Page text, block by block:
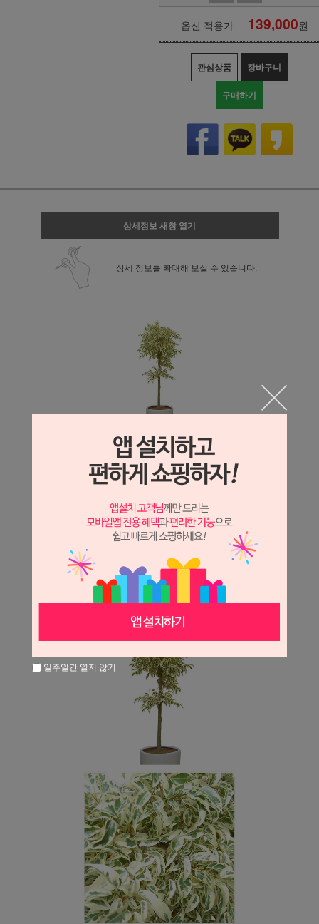
옵션 적용가 139,000원
관심상품 장바구니
구매하기
상세정보 새창 열기
상세 정보를 확대해 보실 수 있습니다.
일주일간 열지 않기